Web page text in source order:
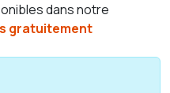
dans notre
gratuitement